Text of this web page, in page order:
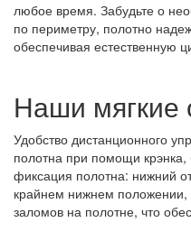
любое время. Забудьте о
по периметру, полотно
обеспечивая естественную
Наши мягкие
Удобство дистанционного
полотна при помощи
фиксация полотна: нижний
крайнем нижнем положении,
заломов на полотне, что